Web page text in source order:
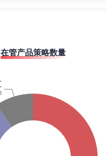
在管产品策略数量